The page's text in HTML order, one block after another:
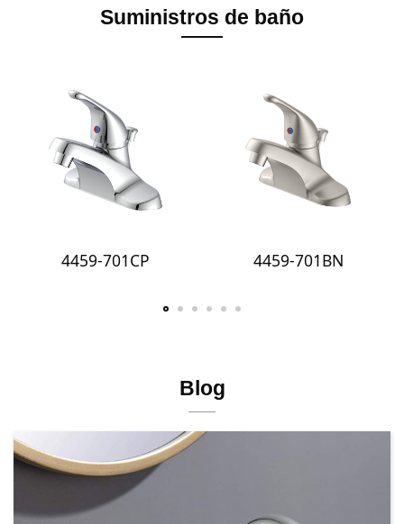
Suministros de baño
4459-601MB 4459-601CP
Blog